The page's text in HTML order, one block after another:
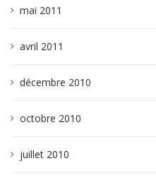
mai 2011
avril 2011
décembre 2010
octobre 2010
juillet 2010